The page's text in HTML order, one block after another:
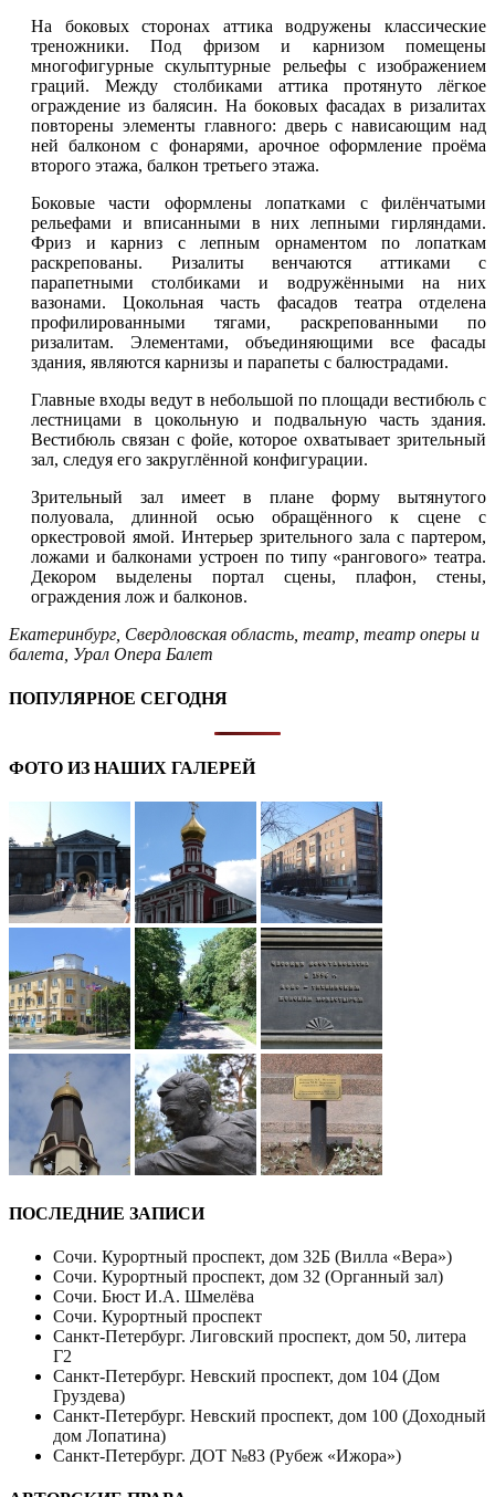
На боковых сторонах аттика водружены классические
треножники. Под фризом и карнизом помещены
многофигурные скульптурные рельефы с изображением
граций. Между столбиками аттика протянуто лёгкое
ограждение из балясин. На боковых фасадах в ризалитах
повторены элементы главного: дверь с нависающим над
ней балконом с фонарями, арочное оформление проёма
второго этажа, балкон третьего этажа.
Боковые части оформлены лопатками с филёнчатыми
рельефами и вписанными в них лепными гирляндами.
Фриз и карниз с лепным орнаментом по лопаткам
раскрепованы. Ризалиты венчаются аттиками с
парапетными столбиками и водружёнными на них
вазонами. Цокольная часть фасадов театра отделена
профилированными тягами, раскрепованными по
ризалитам. Элементами, объединяющими все фасады
здания, являются карнизы и парапеты с балюстрадами.
Главные входы ведут в небольшой по площади вестибюль с
лестницами в цокольную и подвальную часть здания.
Вестибюль связан с фойе, которое охватывает зрительный
зал, следуя его закруглённой конфигурации.
Зрительный зал имеет в плане форму вытянутого
полуовала, длинной осью обращённого к сцене с
оркестровой ямой. Интерьер зрительного зала с партером,
ложами и балконами устроен по типу «рангового» театра.
Декором выделены портал сцены, плафон, стены,
ограждения лож и балконов.
Екатеринбург Свердловская область театр театр оперы и
балета Урал Опера Балет
ПОПУЛЯРНОЕ СЕГОДНЯ
ФОТО ИЗ НАШИХ ГАЛЕРЕЙ
ПОСЛЕДНИЕ ЗАПИСИ
Сочи. Курортный проспект, дом 32Б (Вилла «Вера»)
Сочи. Курортный проспект, дом 32 (Органный зал)
Сочи. Бюст И.А. Шмелёва
Сочи. Курортный проспект
Санкт-Петербург. Лиговский проспект, дом 50, литера
Г2
Санкт-Петербург. Невский проспект, дом 104 (Дом
Груздева)
Санкт-Петербург. Невский проспект, дом 100 (Доходный
дом Лопатина)
Санкт-Петербург. ДОТ №83 (Рубеж «Ижора»)